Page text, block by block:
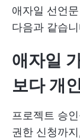
애자일 선언
다음과 같습
애자일
보다 개
프로젝트 승
권한 신청까